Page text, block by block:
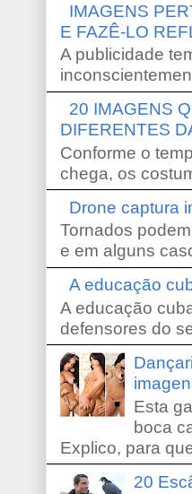
IMAGENS
E FAZÊ-LO
A publicidade
20 IMAGENS
DIFERENTES
Conforme o
chega, os
Drone captura
Tornados
e em alguns
A educação
A educação
defensores do
Esta
boca
Explico, para
20